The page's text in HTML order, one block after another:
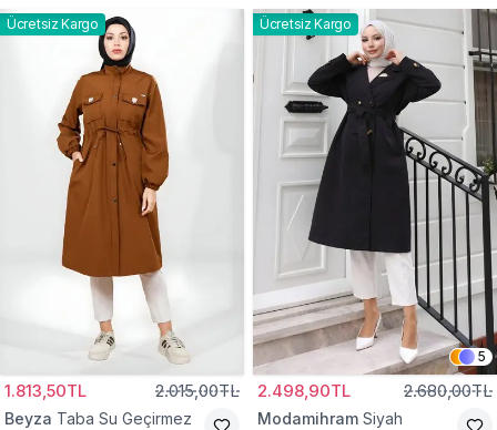
Ücretsiz Kargo
1.813,50TL 2.015,00TL
Beyza Taba Su Geçirmez
Ücretsiz Kargo
5
2.498,90TL 2.680,00TL
Modamihram Siyah